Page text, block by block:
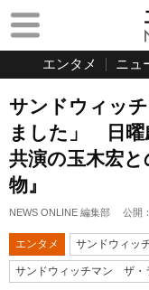
エンタメ ニュ
サンドウィッ
ました」 日曜
共演の玉木宏
物』
NEWS ONLINE 編集部 公開：
エンタメ サンドウィッ
サンドウィッチマン ザ